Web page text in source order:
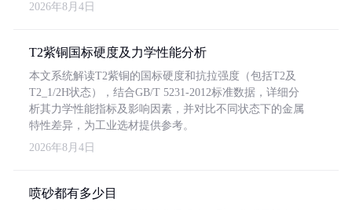
2026年8月4日
T2紫铜国标硬度及力学性能分析
本文系统解读T2紫铜的国标硬度和抗拉强度（包括T2及
T2_1/2H状态），结合GB/T 5231-2012标准数据，详细分
析其力学性能指标及影响因素，并对比不同状态下的金属
特性差异，为工业选材提供参考。
2026年8月4日
喷砂都有多少目